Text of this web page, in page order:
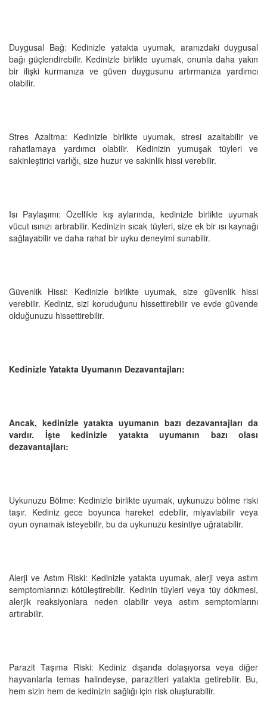
Duygusal Bağ: Kedinizle yatakta uyumak, aranızdaki duygusal
bağı güçlendirebilir. Kedinizle birlikte uyumak, onunla daha yakın
bir ilişki kurmanıza ve güven duygusunu artırmanıza yardımcı
olabilir.
Stres Azaltma: Kedinizle birlikte uyumak, stresi azaltabilir ve
rahatlamaya yardımcı olabilir. Kedinizin yumuşak tüyleri ve
sakinleştirici varlığı, size huzur ve sakinlik hissi verebilir.
Isı Paylaşımı: Özellikle kış aylarında, kedinizle birlikte uyumak
vücut ısınızı artırabilir. Kedinizin sıcak tüyleri, size ek bir ısı kaynağı
sağlayabilir ve daha rahat bir uyku deneyimi sunabilir.
Güvenlik Hissi: Kedinizle birlikte uyumak, size güvenlik hissi
verebilir. Kediniz, sizi koruduğunu hissettirebilir ve evde güvende
olduğunuzu hissettirebilir.
Kedinizle Yatakta Uyumanın Dezavantajları:
Ancak, kedinizle yatakta uyumanın bazı dezavantajları da
vardır. İşte kedinizle yatakta uyumanın bazı olası
dezavantajları:
Uykunuzu Bölme: Kedinizle birlikte uyumak, uykunuzu bölme riski
taşır. Kediniz gece boyunca hareket edebilir, miyavlabilir veya
oyun oynamak isteyebilir, bu da uykunuzu kesintiye uğratabilir.
Alerji ve Astım Riski: Kedinizle yatakta uyumak, alerji veya astım
semptomlarınızı kötüleştirebilir. Kedinin tüyleri veya tüy dökmesi,
alerjik reaksiyonlara neden olabilir veya astım semptomlarını
artırabilir.
Parazit Taşıma Riski: Kediniz dışarıda dolaşıyorsa veya diğer
hayvanlarla temas halindeyse, parazitleri yatakta getirebilir. Bu,
hem sizin hem de kedinizin sağlığı için risk oluşturabilir.